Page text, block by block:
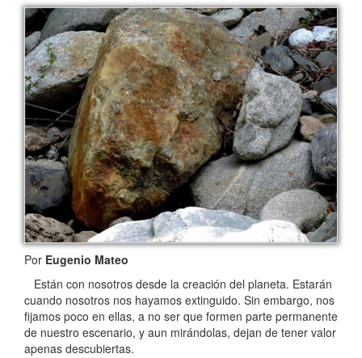
Por Eugenio Mateo
Están con nosotros desde la creación del planeta. Estarán
cuando nosotros nos hayamos extinguido. Sin embargo, nos
fijamos poco en ellas, a no ser que formen parte permanente
de nuestro escenario, y aun mirándolas, dejan de tener valor
apenas descubiertas.